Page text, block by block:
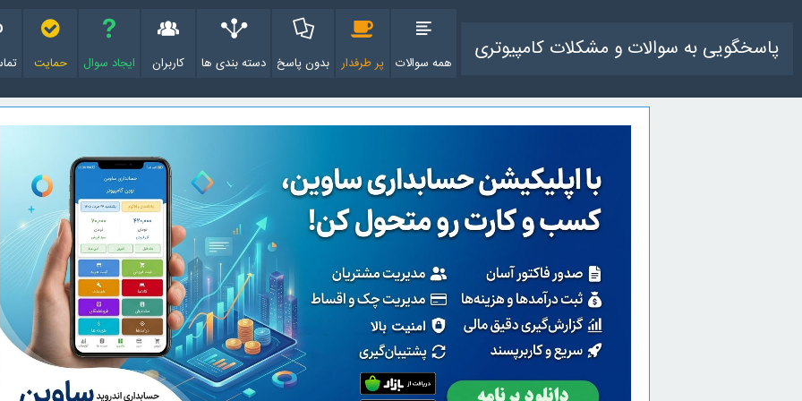
پاسخگویی به سوالات و مشکلات کامپیوتری همه سوالات پر طرفدار بدون پاسخ دسته بندی ها کاربران ایجاد سوال حمایت